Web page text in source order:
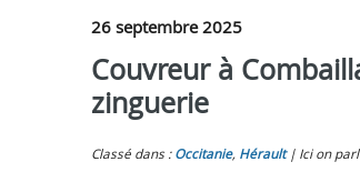
26 septembre 2025
Couvreur à
zinguerie
Classé dans : Occitanie, Hérault Ici on